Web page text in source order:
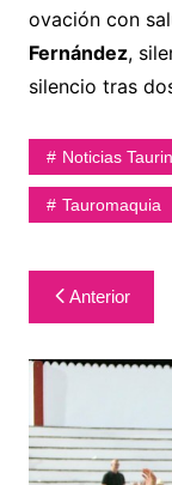
ovación con
Fernández,
silencio tras
Noticias
Tauromaquia
de
entradas
Anterior